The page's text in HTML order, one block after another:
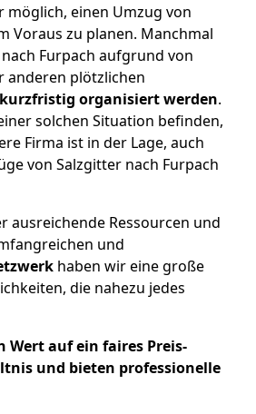
möglich, einen Umzug von
Voraus zu planen. Manchmal
Furpach aufgrund von
anderen plötzlichen
organisiert werden.
solchen Situation befinden,
Firma ist in der Lage, auch
von Salzgitter nach Furpach
ausreichende Ressourcen und
und
haben wir eine große
die nahezu jedes
Wert auf ein faires Preis-
und bieten professionelle